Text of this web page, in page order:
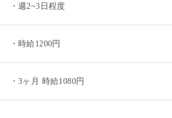
・週2~3日程度
・時給1200円
・3ヶ月 時給1080円